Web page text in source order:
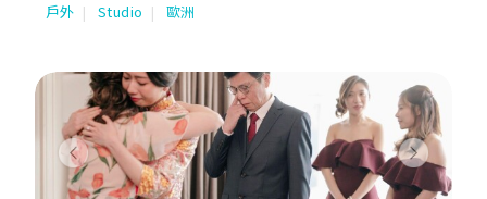
戶外 Studio 歐洲
Previous Next